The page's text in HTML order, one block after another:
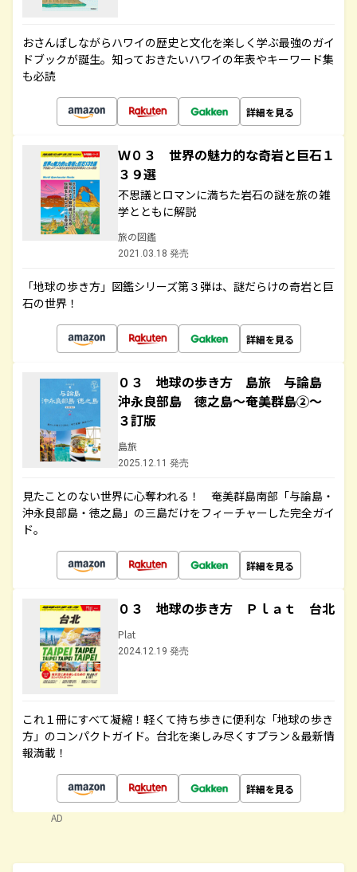
おさんぽしながらハワイの歴史と文化を楽しく学ぶ最強のガイ
ドブックが誕生。知っておきたいハワイの年表やキーワード集
も必読
詳細を見る
Ｗ０３ 世界の魅力的な奇岩と巨石１
３９選
不思議とロマンに満ちた岩石の謎を旅の雑
学とともに解説
旅の図鑑
2021.03.18 発売
「地球の歩き方」図鑑シリーズ第３弾は、謎だらけの奇岩と巨
石の世界！
詳細を見る
０３ 地球の歩き方 島旅 与論島
沖永良部島 徳之島～奄美群島②～
３訂版
島旅
2025.12.11 発売
見たことのない世界に心奪われる！ 奄美群島南部「与論島・
沖永良部島・徳之島」の三島だけをフィーチャーした完全ガイ
ド。
詳細を見る
０３ 地球の歩き方 Ｐｌａｔ 台北
Plat
2024.12.19 発売
これ１冊にすべて凝縮！軽くて持ち歩きに便利な「地球の歩き
方」のコンパクトガイド。台北を楽しみ尽くすプラン＆最新情
報満載！
詳細を見る
AD